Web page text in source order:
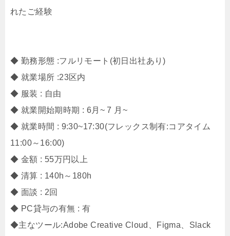
れたご経験
◆ 勤務形態 :フルリモート(初日出社あり)
◆ 就業場所 :23区内
◆ 服装 : 自由
◆ 就業開始期時期 : 6月~ 7 月~
◆ 就業時間 : 9:30~17:30(フレックス制有:コアタイム
11:00～16:00)
◆ 金額 : 55万円以上
◆ 清算 : 140h～180h
◆ 面談 : 2回
◆ PC貸与の有無 : 有
◆主なツール:Adobe Creative Cloud、Figma、Slack